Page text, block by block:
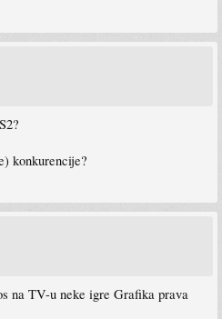
konkurencije?
na TV-u neke igre Grafika prava